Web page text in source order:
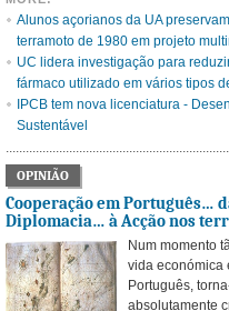
Alunos açorianos da UA
terramoto de 1980 em projeto
UC lidera investigação para
fármaco utilizado em vários tipos
IPCB tem nova licenciatura -
Sustentável
OPINIÃO
Cooperação em Português…
Diplomacia… à Acção nos
Num momento
vida económica
Português,
absolutamente